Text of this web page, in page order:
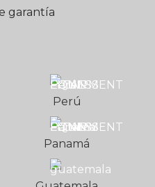
garantía
Perú
Panamá